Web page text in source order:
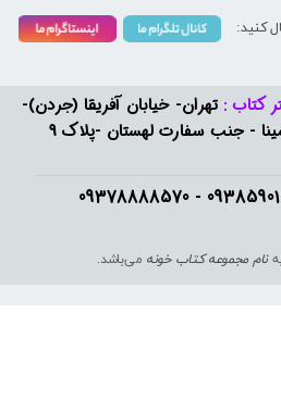
09385901000 -
کتاب : تهران- خیابان آفریقا (جردن)-
بالاتر از تقاطع میرداماد- کوچه مینا - جنب سفارت لهستان -پلاک 9
نام مجموعه کتاب خونه می‌باشد.
کنید: